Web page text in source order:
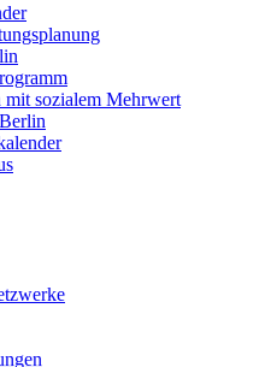
mit sozialem Mehrwert